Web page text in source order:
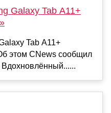
Galaxy Tab A11+
Tab A11+
этом CNews сообщил
Вдохновлённый......